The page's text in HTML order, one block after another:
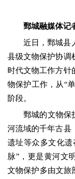
鄄城融媒体记
近日，鄄城县
县级文物保护协调
时代文物工作方针
物保护工作，从“
阶段。
鄄城的文物保
河流域的千年古县
遗址等众多文化
脉”，更是黄河文
文物保护多由文旅